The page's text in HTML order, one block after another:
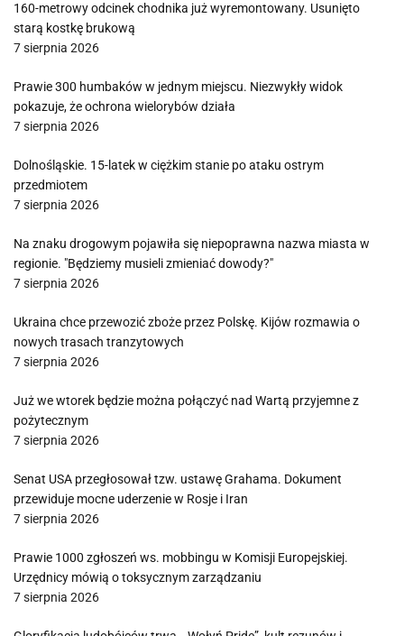
160-metrowy odcinek chodnika już wyremontowany. Usunięto
starą kostkę brukową
7 sierpnia 2026
Prawie 300 humbaków w jednym miejscu. Niezwykły widok
pokazuje, że ochrona wielorybów działa
7 sierpnia 2026
Dolnośląskie. 15-latek w ciężkim stanie po ataku ostrym
przedmiotem
7 sierpnia 2026
Na znaku drogowym pojawiła się niepoprawna nazwa miasta w
regionie. "Będziemy musieli zmieniać dowody?"
7 sierpnia 2026
Ukraina chce przewozić zboże przez Polskę. Kijów rozmawia o
nowych trasach tranzytowych
7 sierpnia 2026
Już we wtorek będzie można połączyć nad Wartą przyjemne z
pożytecznym
7 sierpnia 2026
Senat USA przegłosował tzw. ustawę Grahama. Dokument
przewiduje mocne uderzenie w Rosje i Iran
7 sierpnia 2026
Prawie 1000 zgłoszeń ws. mobbingu w Komisji Europejskiej.
Urzędnicy mówią o toksycznym zarządzaniu
7 sierpnia 2026